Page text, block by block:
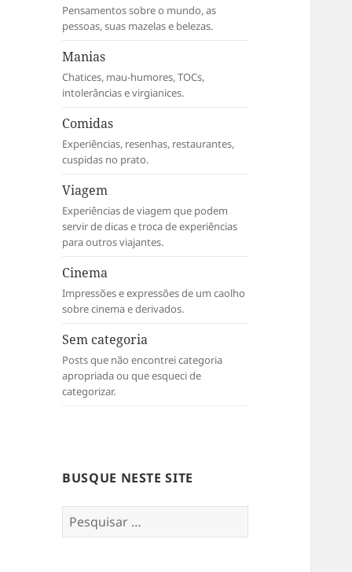
Pensamentos sobre o mundo, as
pessoas, suas mazelas e belezas.
Manias
Chatices, mau-humores, TOCs,
intolerâncias e virgianices.
Comidas
Experiências, resenhas, restaurantes,
cuspidas no prato.
Viagem
Experiências de viagem que podem
servir de dicas e troca de experiências
para outros viajantes.
Cinema
Impressões e expressões de um caolho
sobre cinema e derivados.
Sem categoria
Posts que não encontrei categoria
apropriada ou que esqueci de
categorizar.
BUSQUE NESTE SITE
Pesquisar
por: